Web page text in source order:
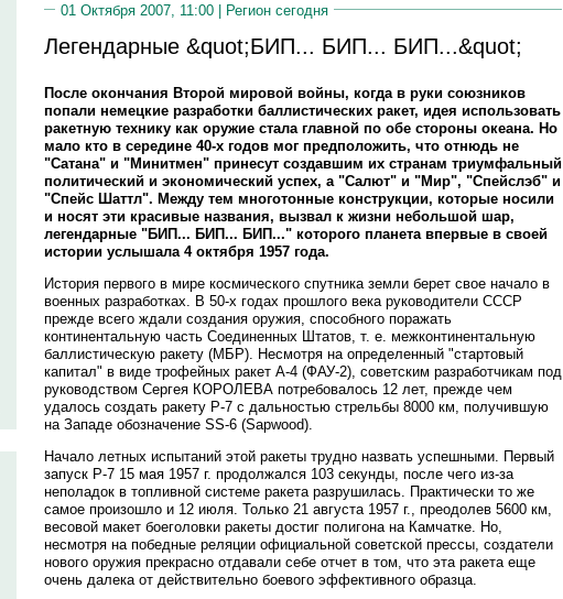
01 Октября 2007, 11:00 | Регион сегодня
Легендарные &quot;БИП... БИП... БИП...&quot;
После окончания Второй мировой войны, когда в руки союзников
попали немецкие разработки баллистических ракет, идея использовать
ракетную технику как оружие стала главной по обе стороны океана. Но
мало кто в середине 40-х годов мог предположить, что отнюдь не
"Сатана" и "Минитмен" принесут создавшим их странам триумфальный
политический и экономический успех, а "Салют" и "Мир", "Спейслэб" и
"Спейс Шаттл". Между тем многотонные конструкции, которые носили
и носят эти красивые названия, вызвал к жизни небольшой шар,
легендарные "БИП... БИП... БИП..." которого планета впервые в своей
истории услышала 4 октября 1957 года.
История первого в мире космического спутника земли берет свое начало в
военных разработках. В 50-х годах прошлого века руководители СССР
прежде всего ждали создания оружия, способного поражать
континентальную часть Соединенных Штатов, т. е. межконтинентальную
баллистическую ракету (МБР). Несмотря на определенный "стартовый
капитал" в виде трофейных ракет А-4 (ФАУ-2), советским разработчикам под
руководством Сергея КОРОЛЕВА потребовалось 12 лет, прежде чем
удалось создать ракету Р-7 с дальностью стрельбы 8000 км, получившую
на Западе обозначение SS-6 (Sapwood).
Начало летных испытаний этой ракеты трудно назвать успешными. Первый
запуск Р-7 15 мая 1957 г. продолжался 103 секунды, после чего из-за
неполадок в топливной системе ракета разрушилась. Практически то же
самое произошло и 12 июля. Только 21 августа 1957 г., преодолев 5600 км,
весовой макет боеголовки ракеты достиг полигона на Камчатке. Но,
несмотря на победные реляции официальной советской прессы, создатели
нового оружия прекрасно отдавали себе отчет в том, что эта ракета еще
очень далека от действительно боевого эффективного образца.